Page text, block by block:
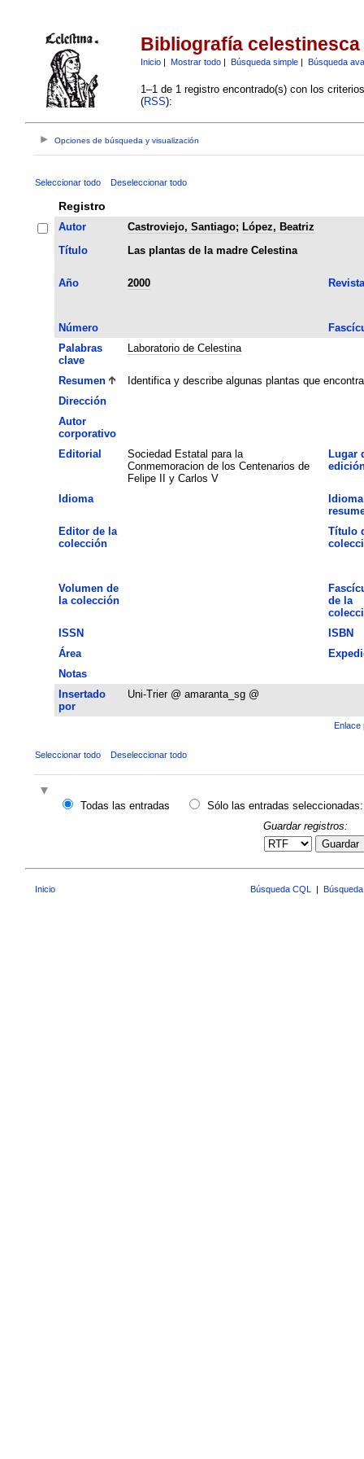
Bibliografía celestinesca
Inicio| Mostrar todo| Búsqueda simple| Búsqueda
1–1 de 1 registro encontrado(s) con los
(RSS):
Opciones de búsqueda y visualización
Seleccionar todo Deseleccionar todo
Registro
Autor Castroviejo, Santiago; López, Beatriz
Título
Las plantas de la madre Celestina
Año 2000 Revista
Número
Palabras
clave
Laboratorio de Celestina
Resumen
Identifica y describe algunas plantas que
Dirección
Autor
corporativo
Editorial
Sociedad Estatal para la
Conmemoracion de los Centenarios de
Felipe II y Carlos V
Lugar
Idioma
Editor de la
colección
Título
Volumen de
la colección
de la
ISSN
ISBN
Área
Notas
Insertado
por
Uni-Trier @ amaranta_sg @
Enlace
Seleccionar todo Deseleccionar todo
Todas las entradas
Sólo las entradas seleccionadas:
Guardar registros:
Guardar
Inicio Búsqueda CQL